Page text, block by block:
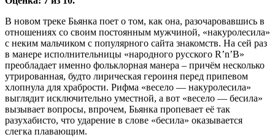
В новом треке Бьянка поет о том, как она, разочаровавшись в
отношениях со своим постоянным мужчиной, «накуролесила»
с неким мальчиком с популярного сайта знакомств. На сей раз
в манере исполнительницы «народного русского R’n’B»
преобладает именно фольклорная манера – причём несколько
утрированная, будто лирическая героиня перед припевом
хлопнула для храбрости. Рифма «весело — накуролесила»
выглядит исключительно уместной, а вот «весело — бесила»
вызывает вопросы, впрочем, Бьянка пропевает её так
разухабисто, что ударение в слове «бесила» оказывается
слегка плавающим.